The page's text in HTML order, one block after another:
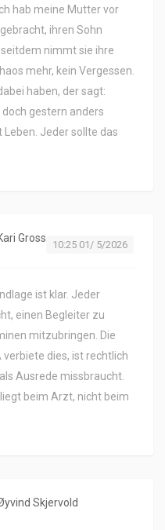
hab meine Mutter vor
ihren Sohn
nimmt sie ihre
mehr, kein Vergessen.
haben, der sagt:
doch gestern anders
Leben. Jeder sollte das
Gross
10:25 01/ 5/2026
ist klar. Jeder
einen Begleiter zu
mitzubringen. Die
verbiete dies, ist rechtlich
Ausrede missbraucht.
beim Arzt, nicht beim
Skjervold